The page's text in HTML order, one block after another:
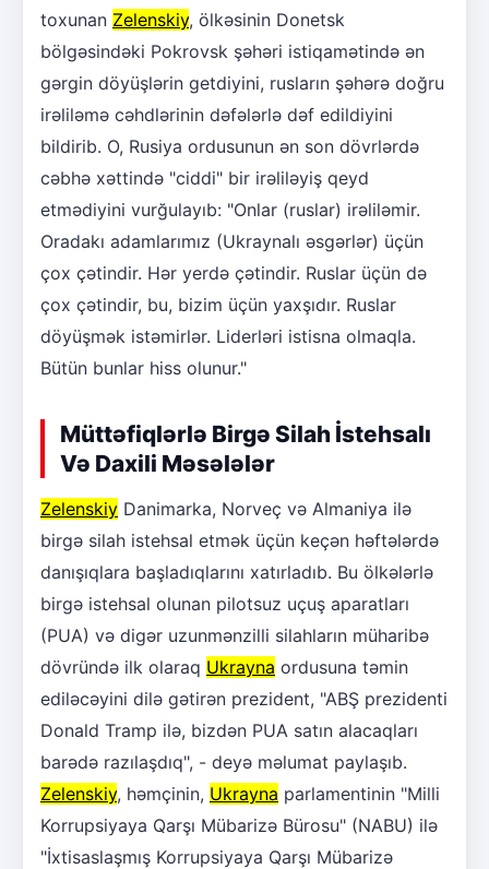
toxunan Zelenskiy, ölkəsinin Donetsk
bölgəsindəki Pokrovsk şəhəri istiqamətində ən
gərgin döyüşlərin getdiyini, rusların şəhərə doğru
irəliləmə cəhdlərinin dəfələrlə dəf edildiyini
bildirib. O, Rusiya ordusunun ən son dövrlərdə
cəbhə xəttində "ciddi" bir irəliləyiş qeyd
etmədiyini vurğulayıb: "Onlar (ruslar) irəliləmir.
Oradakı adamlarımız (Ukraynalı əsgərlər) üçün
çox çətindir. Hər yerdə çətindir. Ruslar üçün də
çox çətindir, bu, bizim üçün yaxşıdır. Ruslar
döyüşmək istəmirlər. Liderləri istisna olmaqla.
Bütün bunlar hiss olunur."
Müttəfiqlərlə Birgə Silah İstehsalı
Və Daxili Məsələlər
Zelenskiy Danimarka, Norveç və Almaniya ilə
birgə silah istehsal etmək üçün keçən həftələrdə
danışıqlara başladıqlarını xatırladıb. Bu ölkələrlə
birgə istehsal olunan pilotsuz uçuş aparatları
(PUA) və digər uzunmənzilli silahların müharibə
dövründə ilk olaraq Ukrayna ordusuna təmin
ediləcəyini dilə gətirən prezident, "ABŞ prezidenti
Donald Tramp ilə, bizdən PUA satın alacaqları
barədə razılaşdıq", - deyə məlumat paylaşıb.
Zelenskiy, həmçinin, Ukrayna parlamentinin "Milli
Korrupsiyaya Qarşı Mübarizə Bürosu" (NABU) ilə
"İxtisaslaşmış Korrupsiyaya Qarşı Mübarizə